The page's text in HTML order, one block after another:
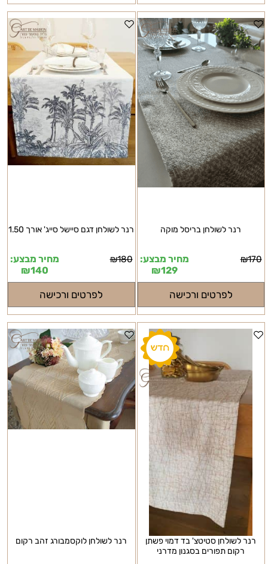
רנר לשולחן בריסל מוקה
₪170
מחיר מבצע:
₪ 129
לפרטים ורכישה
רנר לשולחן דגם סיישל סייג' אורך 1.50
₪180
מחיר מבצע:
₪ 140
לפרטים ורכישה
רנר לשולחן סטיטצ' בד דמוי פשתן
רקום תפורים בסגנון מדרני
רנר לשולחן לוקסמבורג זהב רקום